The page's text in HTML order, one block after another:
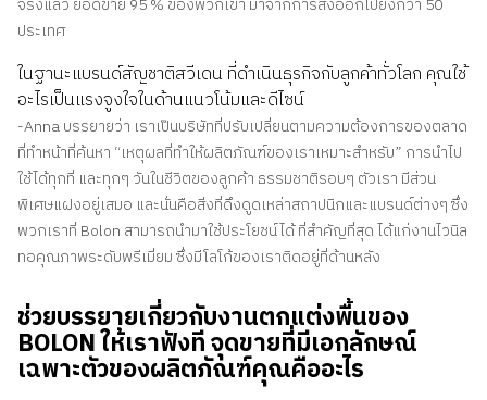
ประเทศ
ในฐานะแบรนด์สัญชาติสวีเดน ที่ดำเนินธุรกิจกับลูกค้าทั่วโลก คุณใช้
อะไรเป็นแรงจูงใจในด้านแนวโน้มและดีไซน์
-Anna บรรยายว่า เราเป็นบริษัทที่ปรับเปลี่ยนตามความต้องการของตลาด
ที่ทำหน้าที่ค้นหา “เหตุผลที่ทำให้ผลิตภัณฑ์ของเราเหมาะสำหรับ” การนำไป
ใช้ได้ทุกที่ และทุกๆ วันในชีวิตของลูกค้า ธรรมชาติรอบๆ ตัวเรา มีส่วน
พิเศษแฝงอยู่เสมอ และนั่นคือสิ่งที่ดึงดูดเหล่าสถาปนิกและแบรนด์ต่างๆ ซึ่ง
พวกเราที่ Bolon สามารถนำมาใช้ประโยชน์ได้ ที่สำคัญที่สุด ได้แก่งานไวนิล
ทอคุณภาพระดับพรีเมี่ยม ซึ่งมีโลโก้ของเราติดอยู่ที่ด้านหลัง
ช่วยบรรยายเกี่ยวกับงานตกแต่งพื้นของ
BOLON ให้เราฟังที จุดขายที่มีเอกลักษณ์
เฉพาะตัวของผลิตภัณฑ์คุณคืออะไร